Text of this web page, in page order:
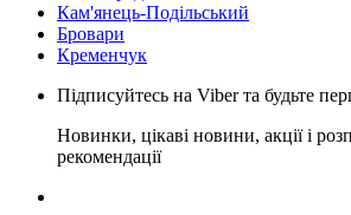
Кам'янець-Подільський
Бровари
Кременчук
Підписуйтесь на Viber та будьте
Новинки, цікаві новини, акції і
рекомендації